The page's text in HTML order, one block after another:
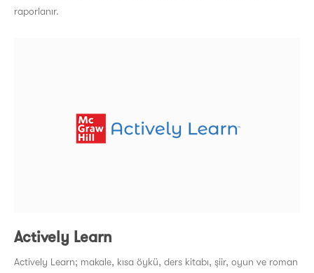
raporlanır.
Actively Learn
Actively Learn; makale, kısa öykü, ders kitabı, şiir, oyun ve roman